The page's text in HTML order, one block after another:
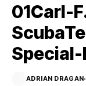
01Carl-
ADRIAN DRAGAN